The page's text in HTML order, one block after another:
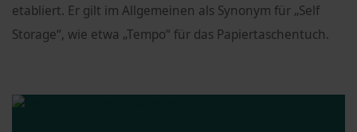
etabliert. Er gilt im Allgemeinen als Synonym für „Self
Storage“, wie etwa „Tempo“ für das Papiertaschentuch.